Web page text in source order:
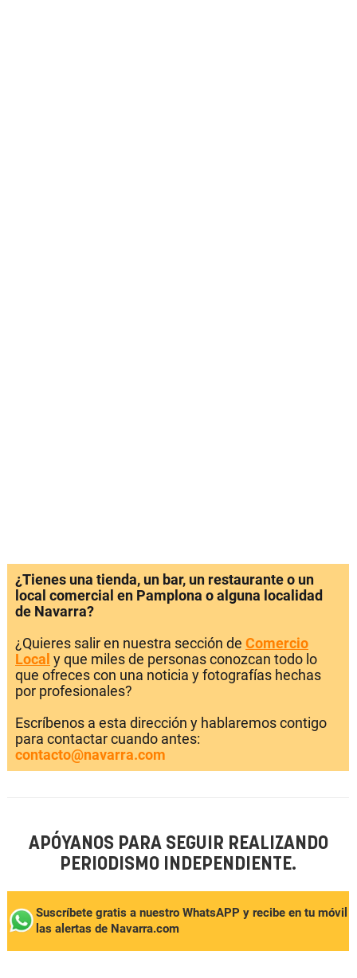
¿Tienes una tienda, un bar, un restaurante o un
local comercial en Pamplona o alguna localidad
de Navarra?
¿Quieres salir en nuestra sección de Comercio
Local y que miles de personas conozcan todo lo
que ofreces con una noticia y fotografías hechas
por profesionales?
Escríbenos a esta dirección y hablaremos contigo
para contactar cuando antes:
contacto@navarra.com
APÓYANOS PARA SEGUIR REALIZANDO
PERIODISMO INDEPENDIENTE.
Suscríbete gratis a nuestro WhatsAPP y recibe en tu móvil
las alertas de Navarra.com